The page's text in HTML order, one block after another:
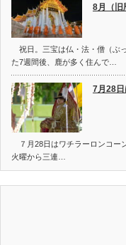
8月（旧
祝日。三宝は仏・法・僧（ぶ
た7週間後、鹿が多く住んで…
7月28
７月28日はワチラーロンコー
火曜から三連…